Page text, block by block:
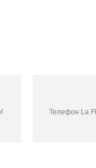
Телефон La